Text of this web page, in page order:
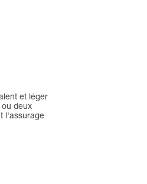
et léger
ou deux
l'assurage